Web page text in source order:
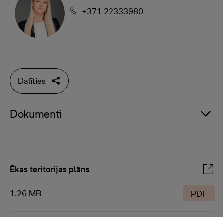
+371 22333980
Dalīties
Dokumenti
Ēkas teritorijas plāns
1.26 MB PDF